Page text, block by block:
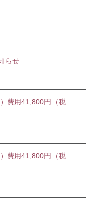
らせ
費用41,800円（税
費用41,800円（税